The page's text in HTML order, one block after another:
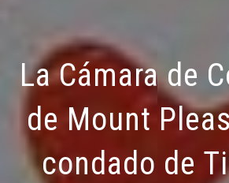
La Cámara de
de Mount
condado de